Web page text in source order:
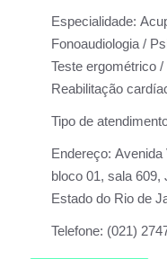
Especialidade:
Fonoaudiologia /
Teste ergométrico
Reabilitação
Tipo de
Endereço: Avenida
bloco 01, sala 609,
Estado do Rio de
Telefone: (021)